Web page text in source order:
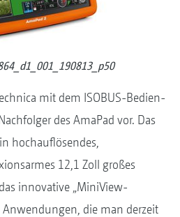
mit dem ISOBUS-Bedien-
des AmaPad vor. Das
hochauflösendes,
12,1 Zoll großes
innovative „MiniView-
Anwendungen, die man derzeit